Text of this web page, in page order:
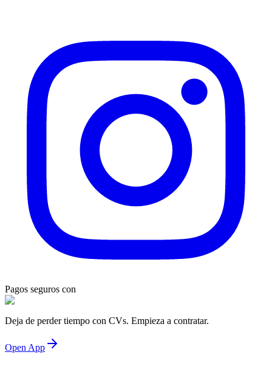
Pagos seguros con
Deja de perder tiempo con CVs. Empieza a contratar.
Open App